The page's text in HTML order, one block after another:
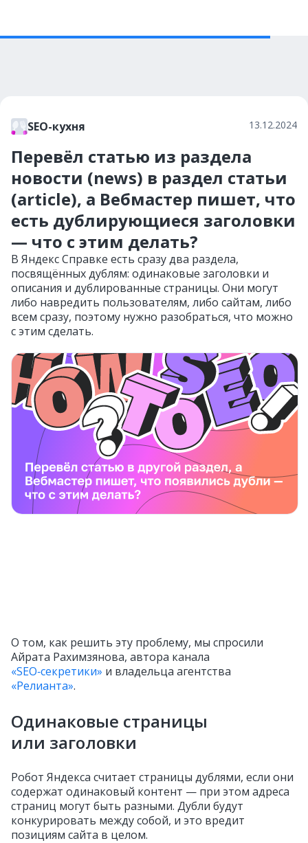
SEO-кухня 13.12.2024
Перевёл статью из раздела
новости (news) в раздел статьи
(article), а Вебмастер пишет, что
есть дублирующиеся заголовки
— что с этим делать?
В Яндекс Справке есть сразу два раздела,
посвящённых дублям: одинаковые заголовки и
описания и дублированные страницы. Они могут
либо навредить пользователям, либо сайтам, либо
всем сразу, поэтому нужно разобраться, что можно
с этим сделать.
О том, как решить эту проблему, мы спросили
Айрата Рахимзянова, автора канала
«SEO‑секретики» и владельца агентства
«Релианта».
Одинаковые страницы
или заголовки
Робот Яндекса считает страницы дублями, если они
содержат одинаковый контент — при этом адреса
страниц могут быть разными. Дубли будут
конкурировать между собой, и это вредит
позициям сайта в целом.